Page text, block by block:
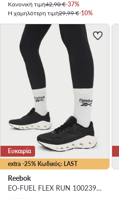
Κανονική τιμή42,90 €-37%
Η χαμηλότερη τιμή29,99 €-10%
extra -25% Κωδικός: LAST
Ευκαιρία
Reebok
EO-FUEL FLEX RUN 100239318 · Παπούτσια για Τρέξιμο